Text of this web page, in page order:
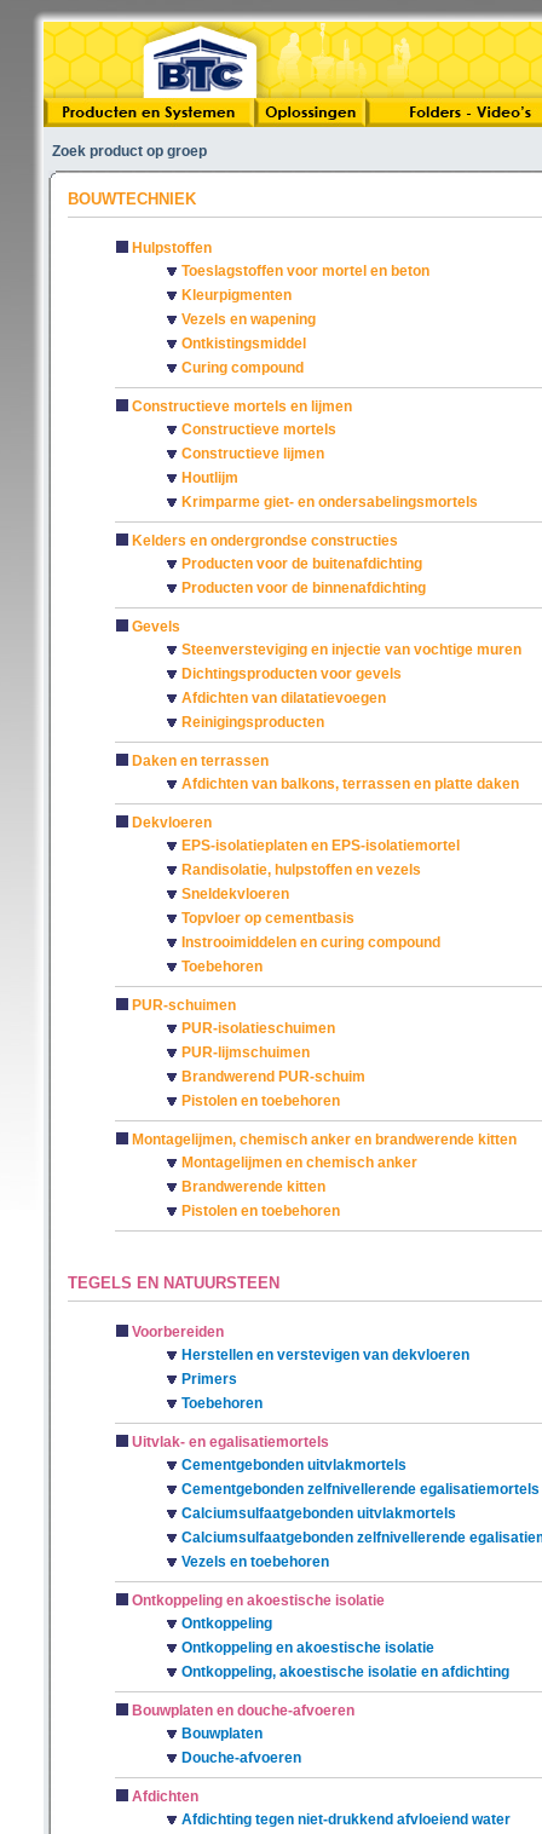
Zoek product op groep
BOUWTECHNIEK
Hulpstoffen
Toeslagstoffen voor mortel en beton
Kleurpigmenten
Vezels en wapening
Ontkistingsmiddel
Curing compound
Constructieve mortels en lijmen
Constructieve mortels
Constructieve lijmen
Houtlijm
Krimparme giet- en ondersabelingsmortels
Kelders en ondergrondse constructies
Producten voor de buitenafdichting
Producten voor de binnenafdichting
Gevels
Steenversteviging en injectie van vochtige muren
Dichtingsproducten voor gevels
Afdichten van dilatatievoegen
Reinigingsproducten
Daken en terrassen
Afdichten van balkons, terrassen en platte daken
Dekvloeren
EPS-isolatieplaten en EPS-isolatiemortel
Randisolatie, hulpstoffen en vezels
Sneldekvloeren
Topvloer op cementbasis
Instrooimiddelen en curing compound
Toebehoren
PUR-schuimen
PUR-isolatieschuimen
PUR-lijmschuimen
Brandwerend PUR-schuim
Pistolen en toebehoren
Montagelijmen, chemisch anker en brandwerende kitten
Montagelijmen en chemisch anker
Brandwerende kitten
Pistolen en toebehoren
TEGELS EN NATUURSTEEN
Voorbereiden
Herstellen en verstevigen van dekvloeren
Primers
Toebehoren
Uitvlak- en egalisatiemortels
Cementgebonden uitvlakmortels
Cementgebonden zelfnivellerende egalisatiemortels
Calciumsulfaatgebonden uitvlakmortels
Calciumsulfaatgebonden zelfnivellerende
Vezels en toebehoren
Ontkoppeling en akoestische isolatie
Ontkoppeling
Ontkoppeling en akoestische isolatie
Ontkoppeling, akoestische isolatie en afdichting
Bouwplaten en douche-afvoeren
Bouwplaten
Douche-afvoeren
Afdichten
Afdichting tegen niet-drukkend afvloeiend water